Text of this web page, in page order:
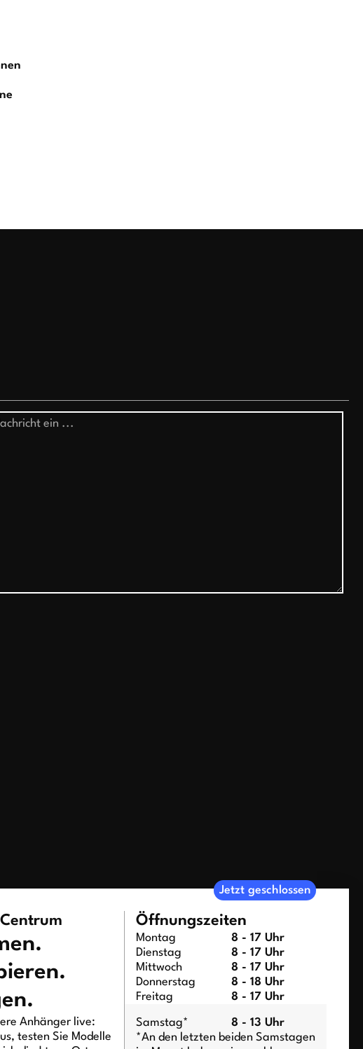
Anhänger live:
testen Sie Modelle
Jetzt geschlossen
Öffnungszeiten
Montag
8 - 17 Uhr
Dienstag
8 - 17 Uhr
Mittwoch
8 - 17 Uhr
Donnerstag
8 - 18 Uhr
Freitag
8 - 17 Uhr
Samstag*
8 - 13 Uhr
*An den letzten beiden Samstagen